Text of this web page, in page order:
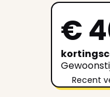
€
Recent